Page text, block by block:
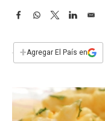
F
e
b
k
W
s
p
T
w
t
L
n
E
i
l
+Agregar El País en